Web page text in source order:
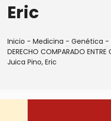
Eric
Inicio - Medicina - Genética -
DERECHO COMPARADO ENTRE
Juica Pino, Eric